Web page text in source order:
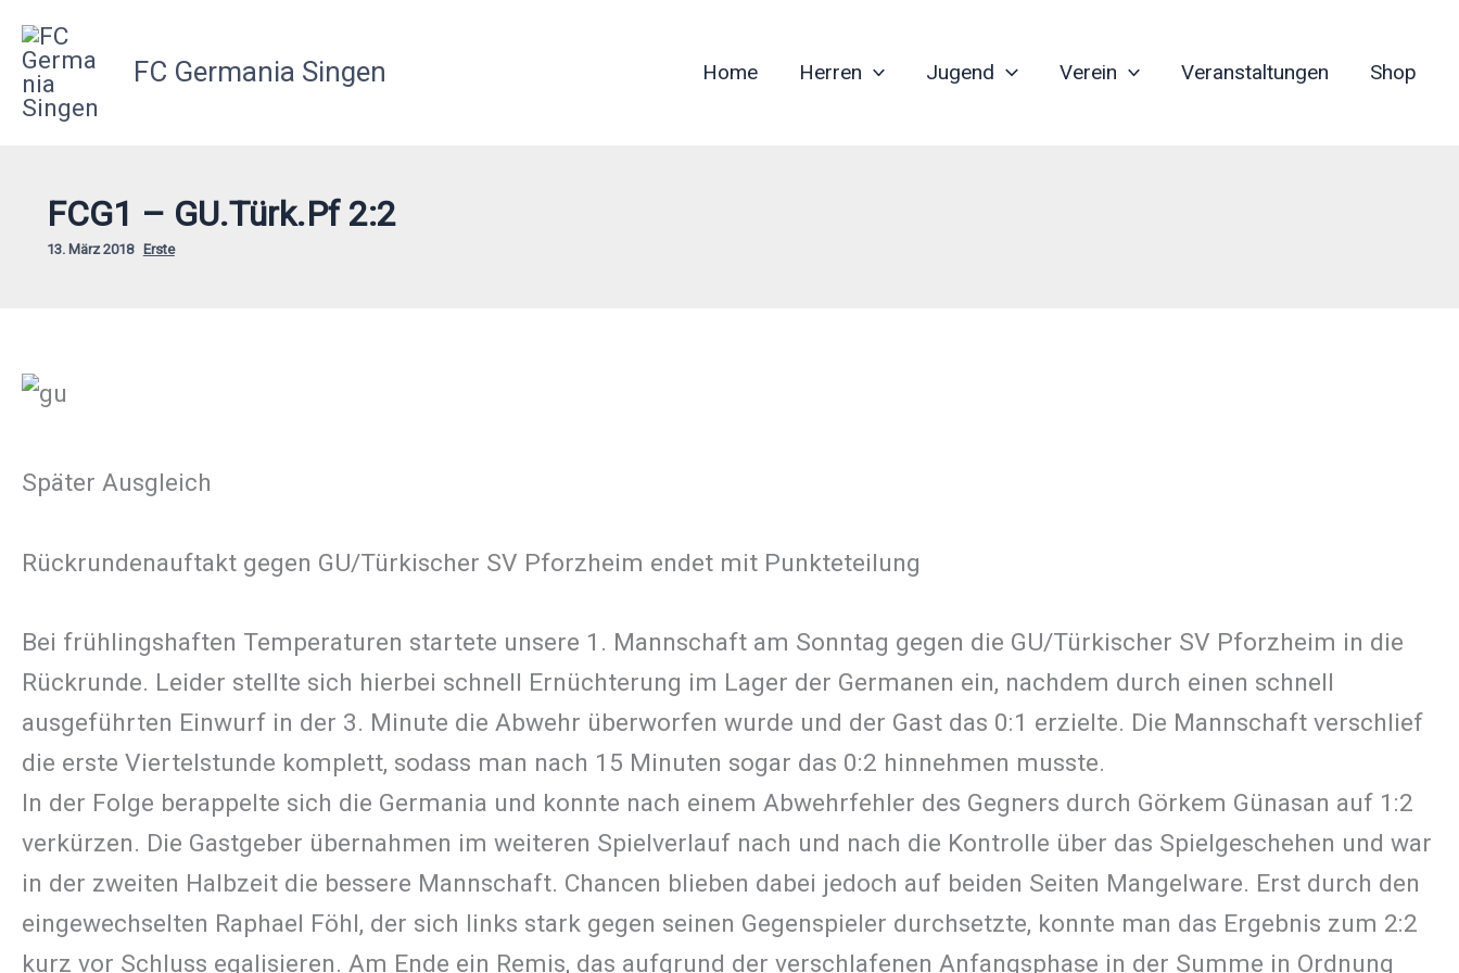
Zum
Inhalt
springen
FC Germania Singen Home Herren Jugend Verein Veranstaltungen Shop
FCG1 – GU.Türk.Pf 2:2
13. März 2018 Erste
Später Ausgleich
Rückrundenauftakt gegen GU/Türkischer SV Pforzheim endet mit Punkteteilung
Bei frühlingshaften Temperaturen startete unsere 1. Mannschaft am Sonntag gegen die GU/Türkischer SV Pforzheim in die
Rückrunde. Leider stellte sich hierbei schnell Ernüchterung im Lager der Germanen ein, nachdem durch einen schnell
ausgeführten Einwurf in der 3. Minute die Abwehr überworfen wurde und der Gast das 0:1 erzielte. Die Mannschaft verschlief
die erste Viertelstunde komplett, sodass man nach 15 Minuten sogar das 0:2 hinnehmen musste.
In der Folge berappelte sich die Germania und konnte nach einem Abwehrfehler des Gegners durch Görkem Günasan auf 1:2
verkürzen. Die Gastgeber übernahmen im weiteren Spielverlauf nach und nach die Kontrolle über das Spielgeschehen und war
in der zweiten Halbzeit die bessere Mannschaft. Chancen blieben dabei jedoch auf beiden Seiten Mangelware. Erst durch den
eingewechselten Raphael Föhl, der sich links stark gegen seinen Gegenspieler durchsetzte, konnte man das Ergebnis zum 2:2
kurz vor Schluss egalisieren. Am Ende ein Remis, das aufgrund der verschlafenen Anfangsphase in der Summe in Ordnung